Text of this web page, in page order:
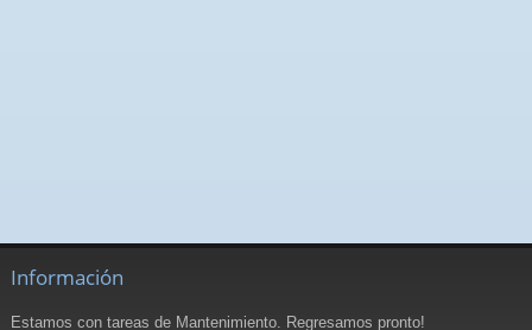
Información
Estamos con tareas de Mantenimiento. Regresamos pronto!